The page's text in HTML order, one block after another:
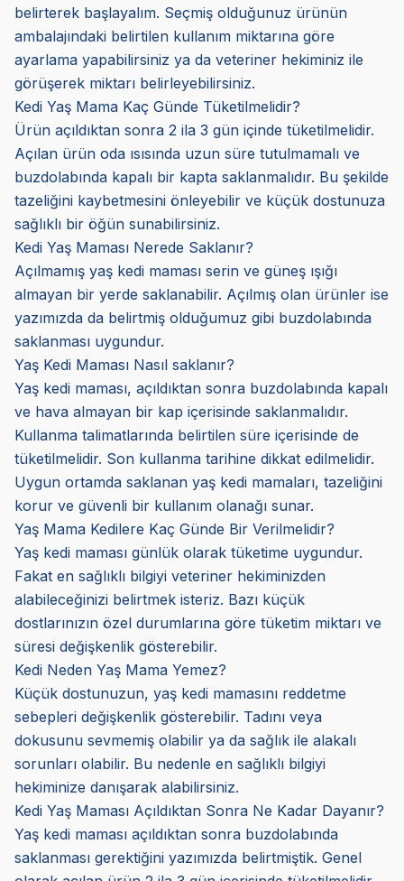
belirterek başlayalım. Seçmiş olduğunuz ürünün
ambalajındaki belirtilen kullanım miktarına göre
ayarlama yapabilirsiniz ya da veteriner hekiminiz ile
görüşerek miktarı belirleyebilirsiniz.
Kedi Yaş Mama Kaç Günde Tüketilmelidir?
Ürün açıldıktan sonra 2 ila 3 gün içinde tüketilmelidir.
Açılan ürün oda ısısında uzun süre tutulmamalı ve
buzdolabında kapalı bir kapta saklanmalıdır. Bu şekilde
tazeliğini kaybetmesini önleyebilir ve küçük dostunuza
sağlıklı bir öğün sunabilirsiniz.
Kedi Yaş Maması Nerede Saklanır?
Açılmamış yaş kedi maması serin ve güneş ışığı
almayan bir yerde saklanabilir. Açılmış olan ürünler ise
yazımızda da belirtmiş olduğumuz gibi buzdolabında
saklanması uygundur.
Yaş Kedi Maması Nasıl saklanır?
Yaş kedi maması, açıldıktan sonra buzdolabında kapalı
ve hava almayan bir kap içerisinde saklanmalıdır.
Kullanma talimatlarında belirtilen süre içerisinde de
tüketilmelidir. Son kullanma tarihine dikkat edilmelidir.
Uygun ortamda saklanan yaş kedi mamaları, tazeliğini
korur ve güvenli bir kullanım olanağı sunar.
Yaş Mama Kedilere Kaç Günde Bir Verilmelidir?
Yaş kedi maması günlük olarak tüketime uygundur.
Fakat en sağlıklı bilgiyi veteriner hekiminizden
alabileceğinizi belirtmek isteriz. Bazı küçük
dostlarınızın özel durumlarına göre tüketim miktarı ve
süresi değişkenlik gösterebilir.
Kedi Neden Yaş Mama Yemez?
Küçük dostunuzun, yaş kedi mamasını reddetme
sebepleri değişkenlik gösterebilir. Tadını veya
dokusunu sevmemiş olabilir ya da sağlık ile alakalı
sorunları olabilir. Bu nedenle en sağlıklı bilgiyi
hekiminize danışarak alabilirsiniz.
Kedi Yaş Maması Açıldıktan Sonra Ne Kadar Dayanır?
Yaş kedi maması açıldıktan sonra buzdolabında
saklanması gerektiğini yazımızda belirtmiştik. Genel